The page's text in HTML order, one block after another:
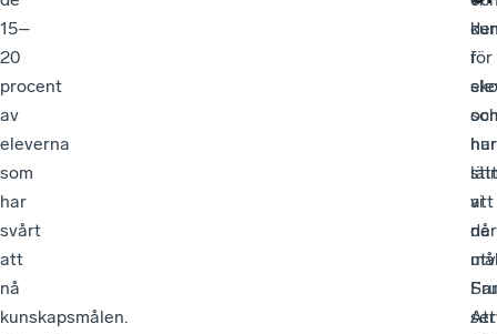
15–
20
procent
av
eleverna
som
har
svårt
att
nå
kunskapsmålen.
i
hur
vi
för
har
lätt
att
nå